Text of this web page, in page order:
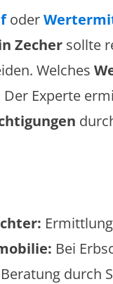
oder
Zecher sollte
Welches
Der Experte
Bei
Beratung durch